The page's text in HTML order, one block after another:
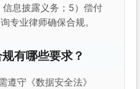
息披露义务；5）偿付
专业律师确保合规。
有哪些要求？
遵守《数据安全法》